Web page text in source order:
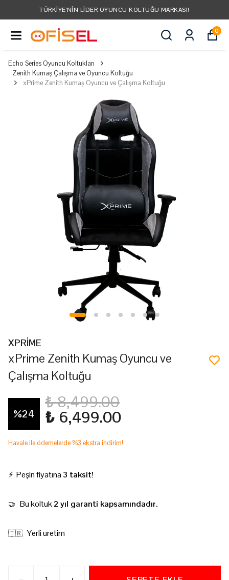
TÜRKIYE'NIN LIDER OYUNCU KOLTUĞU MARKASI!
0
Echo Series Oyuncu Koltukları
Zenith Kumaş Çalışma ve Oyuncu Koltuğu
xPrime Zenith Kumaş Oyuncu ve Çalışma Koltuğu
XPRİME
xPrime Zenith Kumaş Oyuncu ve
Çalışma Koltuğu
%24
₺ 8,499.00
₺ 6,499.00
Havale ile ödemelerde %3 ekstra indirim!
⚡ Peşin fiyatına 3 taksit!
🤝 Bu koltuk2 yıl garanti kapsamındadır.
🇹🇷 Yerli üretim